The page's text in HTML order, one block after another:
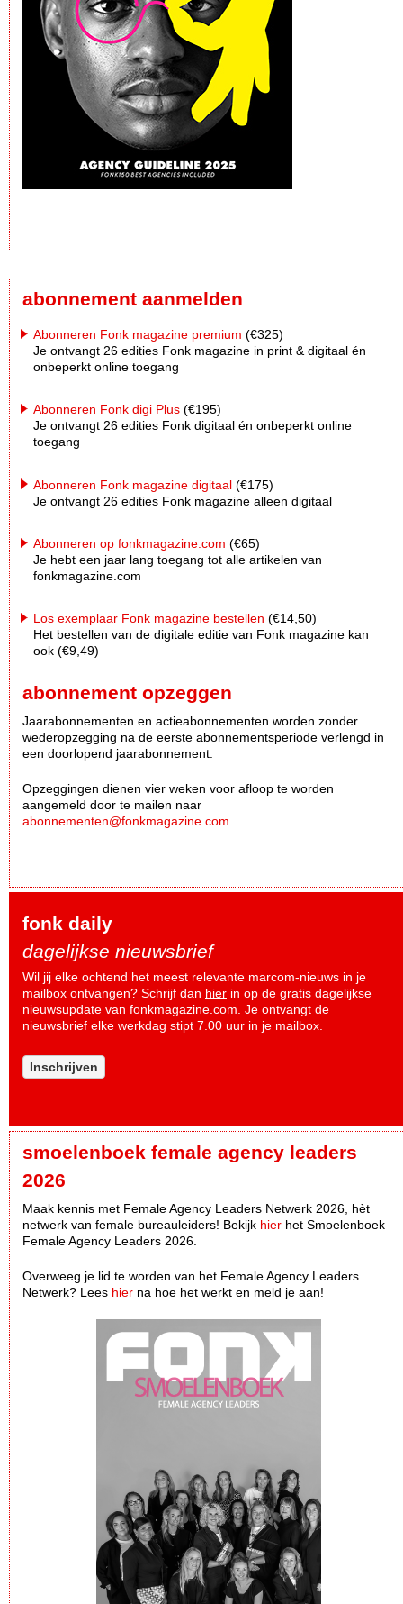
abonnement aanmelden
Abonneren Fonk magazine premium (€325)
Je ontvangt 26 edities Fonk magazine in print & digitaal én
onbeperkt online toegang
Abonneren Fonk digi Plus (€195)
Je ontvangt 26 edities Fonk digitaal én onbeperkt online
toegang
Abonneren Fonk magazine digitaal (€175)
Je ontvangt 26 edities Fonk magazine alleen digitaal
Abonneren op fonkmagazine.com (€65)
Je hebt een jaar lang toegang tot alle artikelen van
fonkmagazine.com
Los exemplaar Fonk magazine bestellen (€14,50)
Het bestellen van de digitale editie van Fonk magazine kan
ook (€9,49)
abonnement opzeggen
Jaarabonnementen en actieabonnementen worden zonder
wederopzegging na de eerste abonnementsperiode verlengd in
een doorlopend jaarabonnement.
Opzeggingen dienen vier weken voor afloop te worden
aangemeld door te mailen naar
abonnementen@fonkmagazine.com
fonk daily
dagelijkse nieuwsbrief
Wil jij elke ochtend het meest relevante marcom-nieuws in je
mailbox ontvangen? Schrijf dan hier in op de gratis dagelijkse
nieuwsupdate van fonkmagazine.com. Je ontvangt de
nieuwsbrief elke werkdag stipt 7.00 uur in je mailbox.
Inschrijven
smoelenboek female agency leaders
2026
Maak kennis met Female Agency Leaders Netwerk 2026, hèt
netwerk van female bureauleiders! Bekijk hier het Smoelenboek
Female Agency Leaders 2026.
Overweeg je lid te worden van het Female Agency Leaders
Netwerk? Lees hier na hoe het werkt en meld je aan!